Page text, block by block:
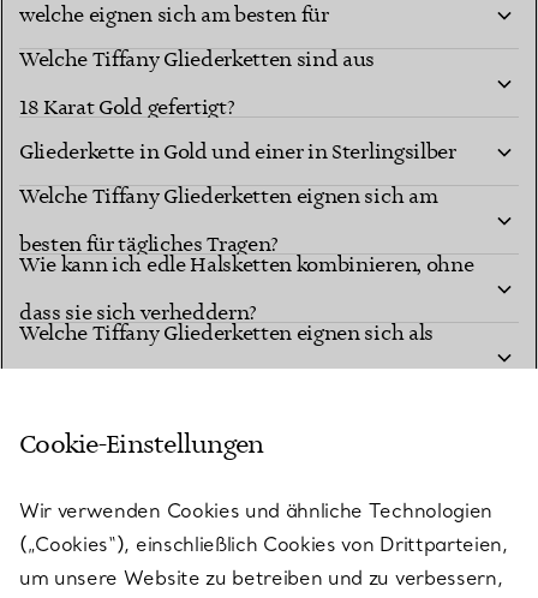
welche eignen sich am besten für
Kombinationen?
Welche Tiffany Gliederketten sind aus
18 Karat Gold gefertigt?
Nach welchen Kriterien wähle ich zwischen einer
Gliederkette in Gold und einer in Sterlingsilber
aus?
Welche Tiffany Gliederketten eignen sich am
besten für tägliches Tragen?
Wie kann ich edle Halsketten kombinieren, ohne
dass sie sich verheddern?
Welche Tiffany Gliederketten eignen sich als
Gliederkette zu beachten?
STARTSEITE SCHMUCK
HALSKETTEN & ANHÄNGER
KETTEN UND KORDELN
Cookie-Einstellungen
Wir verwenden Cookies und ähnliche Technologien
(„Cookies“), einschließlich Cookies von Drittparteien,
um unsere Website zu betreiben und zu verbessern,